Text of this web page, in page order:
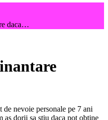
daca…
nevoie personale pe 7 ani
as dorii sa stiu daca pot obtine